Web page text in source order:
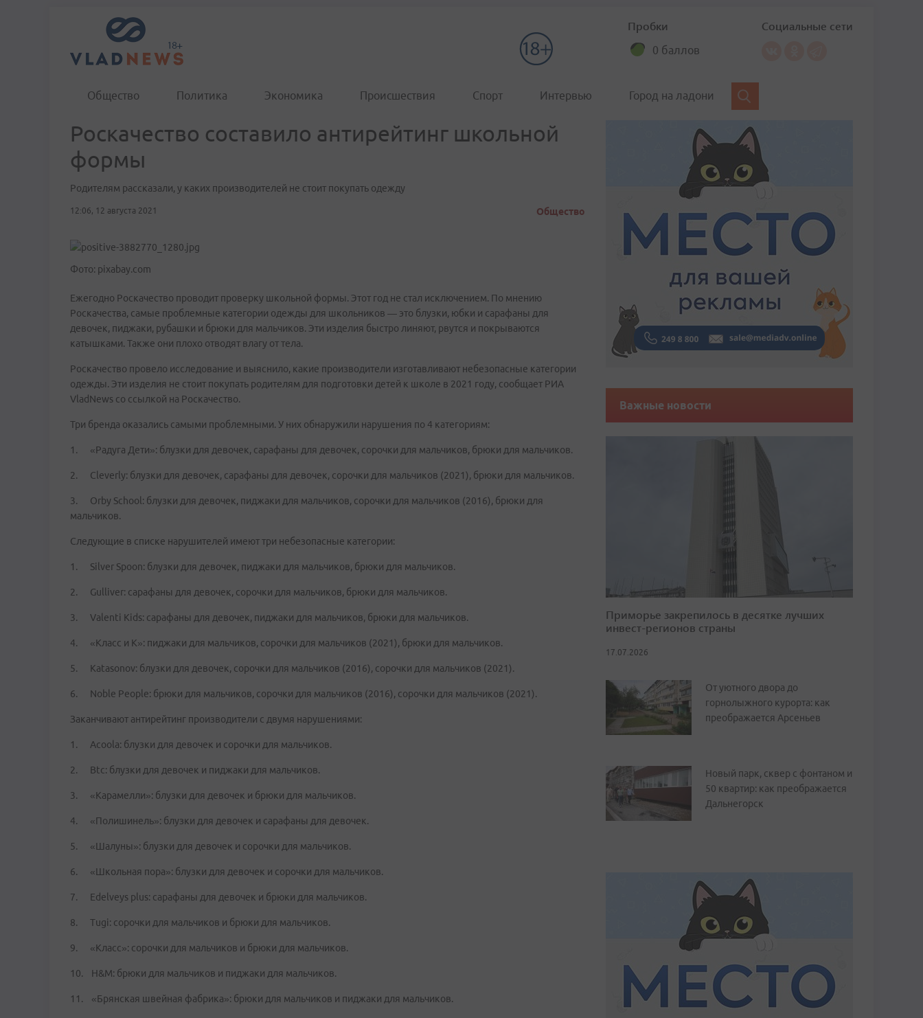
Пробки
0 баллов
Социальные сети
Общество Политика Экономика Происшествия Спорт Интервью Город на ладони
Роскачество составило антирейтинг школьной
формы
Родителям рассказали, у каких производителей не стоит покупать одежду
12:06, 12 августа 2021 Общество
Фото: pixabay.com
Ежегодно Роскачество проводит проверку школьной формы. Этот год не стал исключением. По мнению
Роскачества, самые проблемные категории одежды для школьников — это блузки, юбки и сарафаны для
девочек, пиджаки, рубашки и брюки для мальчиков. Эти изделия быстро линяют, рвутся и покрываются
катышками. Также они плохо отводят влагу от тела.
Роскачество провело исследование и выяснило, какие производители изготавливают небезопасные категории
одежды. Эти изделия не стоит покупать родителям для подготовки детей к школе в 2021 году, сообщает РИА
VladNews со ссылкой на Роскачество.
Три бренда оказались самыми проблемными. У них обнаружили нарушения по 4 категориям:
1. «Радуга Дети»: блузки для девочек, сарафаны для девочек, сорочки для мальчиков, брюки для мальчиков.
2. Cleverly: блузки для девочек, сарафаны для девочек, сорочки для мальчиков (2021), брюки для мальчиков.
3. Orby School: блузки для девочек, пиджаки для мальчиков, сорочки для мальчиков (2016), брюки для
мальчиков.
Следующие в списке нарушителей имеют три небезопасные категории:
1. Silver Spoon: блузки для девочек, пиджаки для мальчиков, брюки для мальчиков.
2. Gulliver: сарафаны для девочек, сорочки для мальчиков, брюки для мальчиков.
3. Valenti Kids: сарафаны для девочек, пиджаки для мальчиков, брюки для мальчиков.
4. «Класс и К»: пиджаки для мальчиков, сорочки для мальчиков (2021), брюки для мальчиков.
5. Katasonov: блузки для девочек, сорочки для мальчиков (2016), сорочки для мальчиков (2021).
6. Noble People: брюки для мальчиков, сорочки для мальчиков (2016), сорочки для мальчиков (2021).
Заканчивают антирейтинг производители с двумя нарушениями:
1. Acoola: блузки для девочек и сорочки для мальчиков.
2. Btc: блузки для девочек и пиджаки для мальчиков.
3. «Карамелли»: блузки для девочек и брюки для мальчиков.
4. «Полишинель»: блузки для девочек и сарафаны для девочек.
5. «Шалуны»: блузки для девочек и сорочки для мальчиков.
6. «Школьная пора»: блузки для девочек и сорочки для мальчиков.
7. Edelveys plus: сарафаны для девочек и брюки для мальчиков.
8. Tugi: сорочки для мальчиков и брюки для мальчиков.
9. «Класс»: сорочки для мальчиков и брюки для мальчиков.
10. H&M: брюки для мальчиков и пиджаки для мальчиков.
11. «Брянская швейная фабрика»: брюки для мальчиков и пиджаки для мальчиков.
Важные новости
Приморье закрепилось в десятке лучших
инвест-регионов страны
17.07.2026
От уютного двора до
горнолыжного курорта: как
преображается Арсеньев
Новый парк, сквер с фонтаном и
50 квартир: как преображается
Дальнегорск